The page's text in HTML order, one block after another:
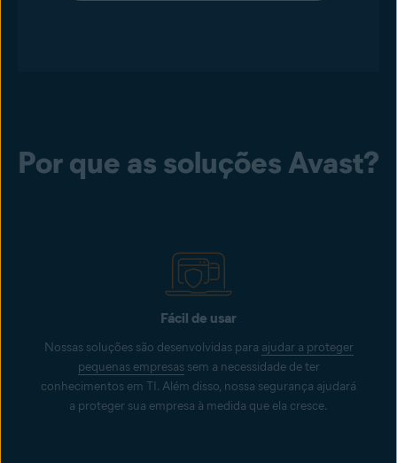
Por que as soluções Avast?
Fácil de usar
Nossas soluções são desenvolvidas para ajudar a proteger
pequenas empresassem a necessidade de ter
conhecimentos em TI. Além disso, nossa segurança ajudará
a proteger sua empresa à medida que ela cresce.